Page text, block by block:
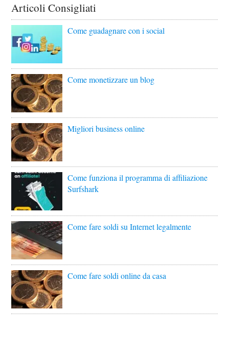
Articoli Consigliati
Come guadagnare con i social
Come monetizzare un blog
Migliori business online
Come funziona il programma di affiliazione
Surfshark
Come fare soldi su Internet legalmente
Come fare soldi online da casa